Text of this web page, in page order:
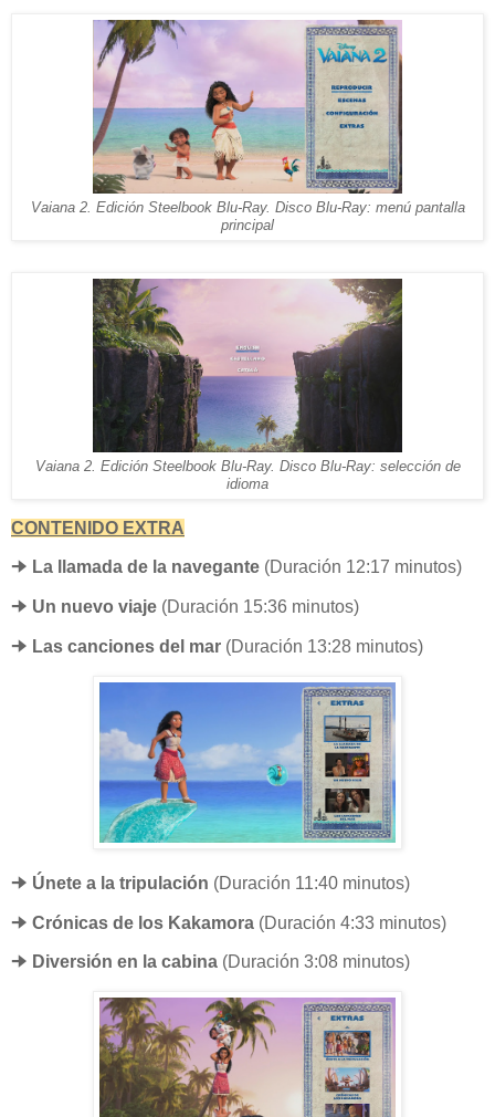
Vaiana 2. Edición Steelbook Blu-Ray. Disco Blu-Ray: menú pantalla
principal
Vaiana 2. Edición Steelbook Blu-Ray. Disco Blu-Ray: selección de
idioma
CONTENIDO EXTRA
🠊 La llamada de la navegante (Duración 12:17 minutos)
🠊 Un nuevo viaje (Duración 15:36 minutos)
🠊 Las canciones del mar (Duración 13:28 minutos)
🠊 Únete a la tripulación (Duración 11:40 minutos)
🠊 Crónicas de los Kakamora (Duración 4:33 minutos)
🠊 Diversión en la cabina (Duración 3:08 minutos)